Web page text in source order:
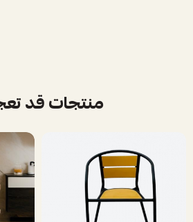
منتجات قد